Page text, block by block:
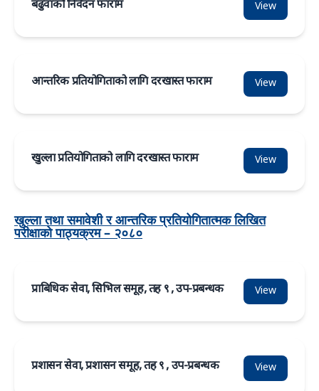
बढुवाको निवेदन फाराम View
आन्तरिक प्रतियोगिताको लागि दरखास्त फाराम View
खुल्ला प्रतियोगिताको लागि दरखास्त फाराम View
खुल्ला तथा समावेशी र आन्तरिक प्रतियोगितात्मक लिखित
परीक्षाको पाठ्यक्रम – २०८०
प्राबिधिक सेवा, सिभिल समूह, तह ९ , उप-प्रबन्धक View
प्रशासन सेवा, प्रशासन समूह, तह ९ , उप-प्रबन्धक View